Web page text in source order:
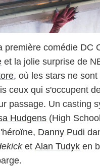
première comédie DC
et la jolie surprise de
, où les stars ne sont
ceux qui s'occupent
passage. Un casting
Hudgens (High
Danny Pudi
et Alan Tudyk en